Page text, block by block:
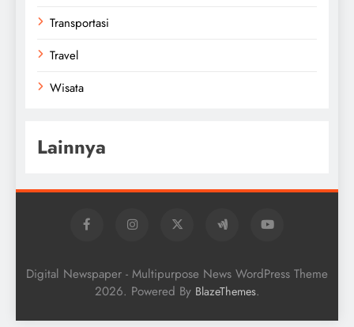
Transportasi
Travel
Wisata
Lainnya
Digital Newspaper - Multipurpose News WordPress Theme
2026. Powered By BlazeThemes.